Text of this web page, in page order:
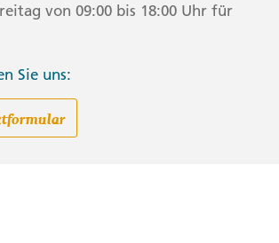
von 09:00 bis 18:00 Uhr für
Sie uns: